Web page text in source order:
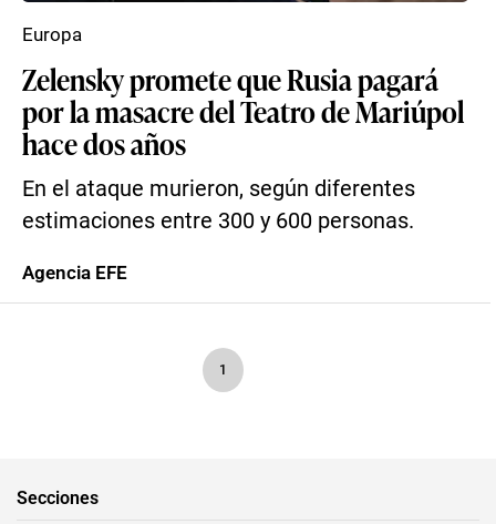
Zelensky promete que Rusia pagará
por la masacre del Teatro de Mariúpol
hace dos años
En el ataque murieron, según diferentes
estimaciones entre 300 y 600 personas.
Europa
Agencia EFE
1
Secciones